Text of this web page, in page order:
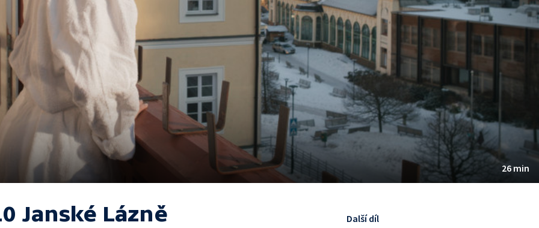
26 min
Janské Lázně Další díl